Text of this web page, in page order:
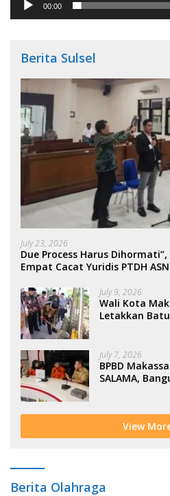
00:00
Berita Sulsel
July 23, 2026
Due Process Harus
Empat Cacat Yuridis PTDH
July 9, 2026
Wali Kota
Letakkan
July 7, 2026
BPBD
SALAMA,
View
Berita Olahraga